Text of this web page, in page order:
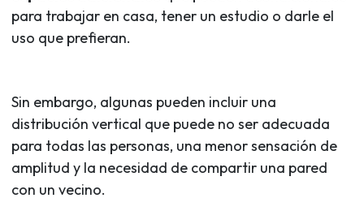
para trabajar en casa, tener un estudio o darle el
uso que prefieran.
Sin embargo, algunas pueden incluir una
distribución vertical que puede no ser adecuada
para todas las personas, una menor sensación de
amplitud y la necesidad de compartir una pared
con un vecino.